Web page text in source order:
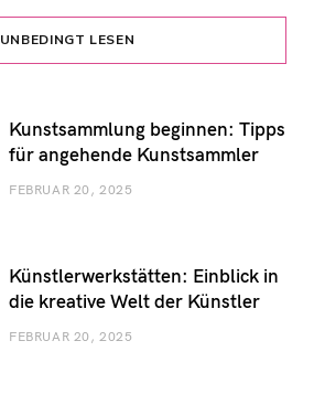
UNBEDINGT LESEN
Kunstsammlung beginnen: Tipps
für angehende Kunstsammler
FEBRUAR 20, 2025
Künstlerwerkstätten: Einblick in
die kreative Welt der Künstler
FEBRUAR 20, 2025